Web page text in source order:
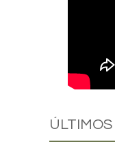
ÚLTIMOS